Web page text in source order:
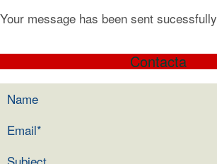
Your message has been sent sucessfully
Contacta